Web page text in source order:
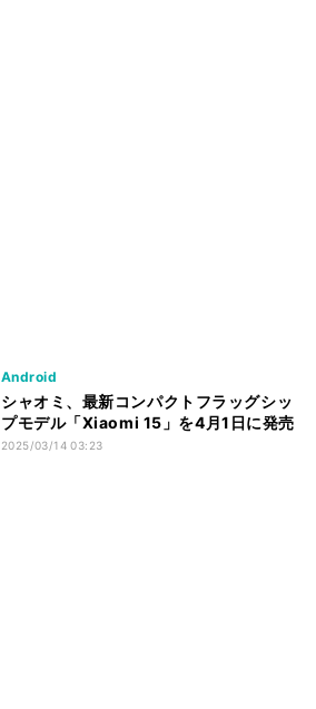
Android
シャオミ、最新コンパクトフラッグシッ
プモデル「Xiaomi 15」を4月1日に発売
2025/03/14 03:23